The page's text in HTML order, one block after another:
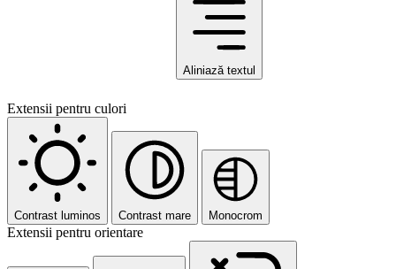
Aliniază textul
Extensii pentru culori
Contrast luminos Contrast mare Monocrom
Extensii pentru orientare